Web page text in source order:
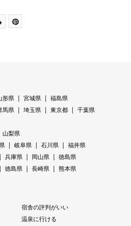
形県 宮城県
福島県
馬県 埼玉県 東京都
千葉県
山梨県
岐阜県 石川県
福井県
兵庫県 岡山県
徳島県
徳島県 長崎県 熊本県
宿舎の評判がいい
温泉に行ける